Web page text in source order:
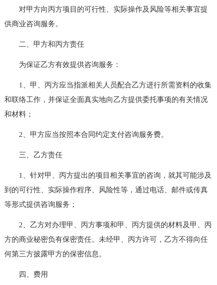
对甲方向丙方项目的可行性、实际操作及风险等相关事宜提
供商业咨询服务。
二、甲方和丙方责任
为保证乙方有效提供咨询服务：
1、甲、丙方应当指派相关人员配合乙方进行所需资料的收集
和联络工作，并保证全面真实地向乙方提供委托事项的有关情况
和材料；
2、甲方应当按照本合同约定支付咨询服务费。
三、乙方责任
1、针对甲、丙方提出的项目相关事宜的咨询，就其可能涉及
到的可行性、实际操作程序、风险性等，通过电话、邮件或传真
等形式提供咨询服务；
2、乙方对办理甲、丙方事项和甲、丙方提供的材料及甲、丙
方的商业秘密负有保密责任。未经甲、丙方许可，乙方不得向任
何第三方披露甲方的保密信息。
四、费用